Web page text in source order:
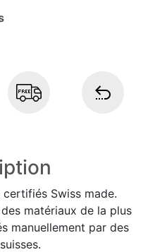
Swiss made.
matériaux de la plus
manuellement par des